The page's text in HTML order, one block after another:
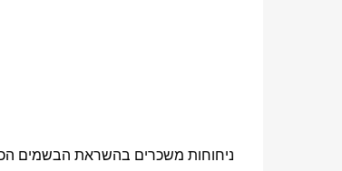
ניחוחות משכרים בהשראת הבשמים